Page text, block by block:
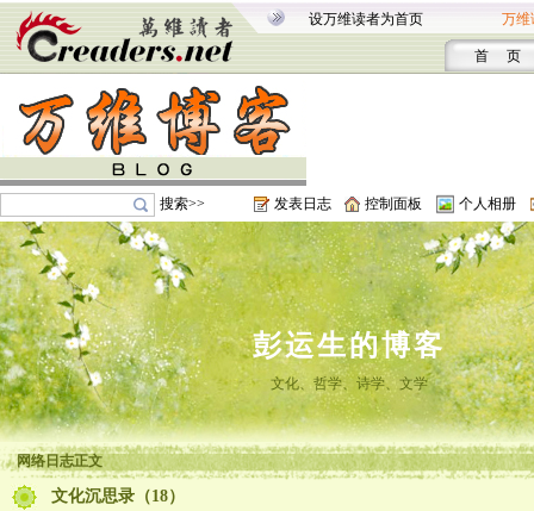
设万维读者为首页 万维
首 页
搜索>> 发表日志 控制面板 个人相册
彭运生的博客
文化、哲学、诗学、文学
网络日志正文
文化沉思录（18）